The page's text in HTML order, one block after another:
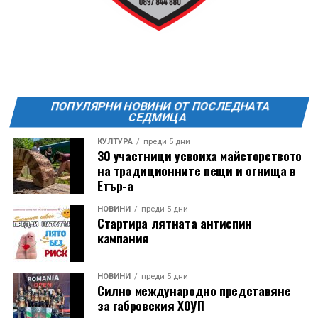
Години след разрушаването на кулата се заражда
инициатива за нейното възстановяване, обединила
местни културни дейци – сред тях творецът Иван
Койчев и етнографът Бонка Тихова. Усилията им се
увенчават с успех и на 8 септември 1984 година
часовниковата кула, с работещия век по-рано
механизъм, е официално открита наново. Самият
ПОПУЛЯРНИ НОВИНИ ОТ ПОСЛЕДНАТА
СЕДМИЦА
КУЛТУРА преди 5 дни
30 участници усвоиха майсторството
на традиционните пещи и огнища в
Етър-а
НОВИНИ преди 5 дни
Стартира лятната антиспин
кампания
НОВИНИ преди 5 дни
Силно международно представяне
за габровския ХОУП